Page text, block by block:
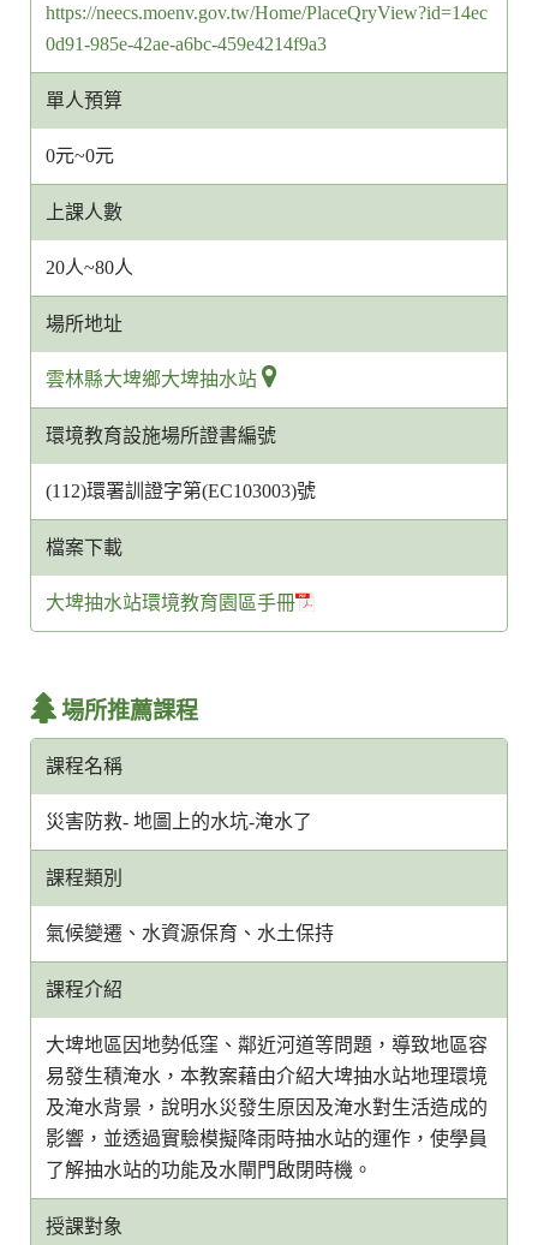
網
址
https://neecs.moenv.gov.tw/Home/PlaceQryView?id=14ec
0d91-985e-42ae-a6bc-459e4214f9a3
單人預算
0元~0元
上課人數
20人~80人
場所地址
雲林縣大埤鄉大埤抽水站
環境教育設施場所證書編號
(112)環署訓證字第(EC103003)號
檔案下載
大埤抽水站環境教育園區手冊
場所推薦課程
課程名稱
災害防救- 地圖上的水坑-淹水了
課程類別
氣候變遷、水資源保育、水土保持
課程介紹
大埤地區因地勢低窪、鄰近河道等問題，導致地區容
易發生積淹水，本教案藉由介紹大埤抽水站地理環境
及淹水背景，說明水災發生原因及淹水對生活造成的
影響，並透過實驗模擬降雨時抽水站的運作，使學員
了解抽水站的功能及水閘門啟閉時機。
授課對象